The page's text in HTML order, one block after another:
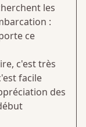
les
:
ce
c'est très
facile
des